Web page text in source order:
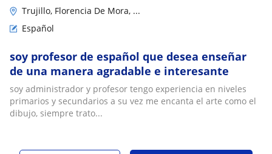
Trujillo, Florencia De Mora, ...
Español
soy profesor de español que desea enseñar
de una manera agradable e interesante
soy administrador y profesor tengo experiencia en niveles
primarios y secundarios a su vez me encanta el arte como el
dibujo, siempre trato...